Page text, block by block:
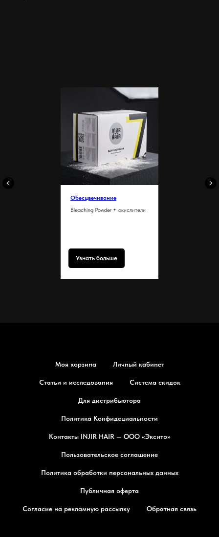
Обесцвечивание
Bleaching Powder + окислители
Узнать больше
Моя корзина Личный кабинет
Статьи и исследования Система скидок
Для дистрибьютора
Политика Конфидециальности
Контакты INJIR HAIR — ООО «Эксито»
Пользовательское соглашение
Политика обработки персональных данных
Публичная оферта
Согласие на рекламную рассылку Обратная связь